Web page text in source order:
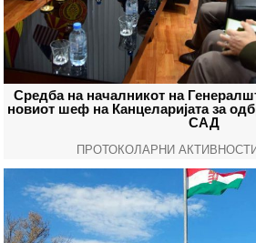
Средба на началникот на
новиот шеф на Канцеларијата за
САД
ПРОТОКОЛАРНИ